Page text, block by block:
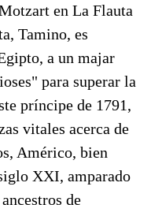
en La Flauta
Tamino, es
a un majar
para superar la
príncipe de 1791,
vitales acerca de
Américo, bien
XXI, amparado
de